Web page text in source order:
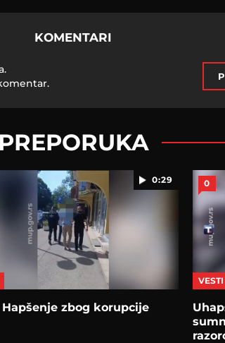
KOMENTARI
PREPORUKA
0:29
Hapšenje zbog korupcije
0
VESTI